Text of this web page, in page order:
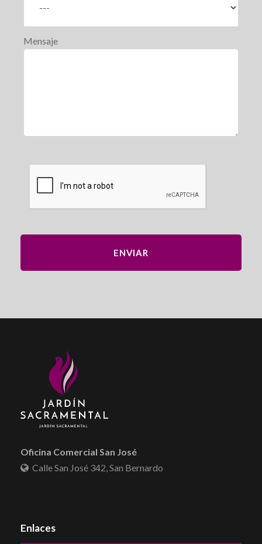
Mensaje
Oficina Comercial San José
Calle San José 342, San Bernardo
Enlaces